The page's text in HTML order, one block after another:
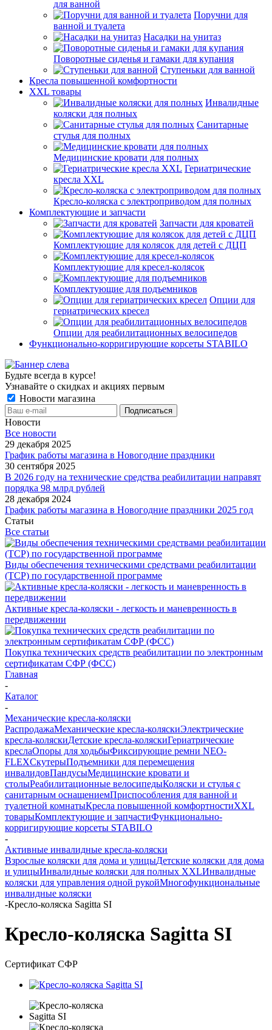
для ванной
Поручни для
ванной и туалета
Насадки на унитаз
Поворотные сиденья и гамаки для купания
Ступеньки для ванной
Кресла повышенной комфортности
XXL товары
Инвалидные
коляски для полных
Санитарные
стулья для полных
Медицинские кровати для полных
Гериатрические
кресла XXL
Кресло-коляска с электроприводом для полных
Комплектующие и запчасти
Запчасти для кроватей
Комплектующие для колясок для детей с ДЦП
Комплектующие для кресел-колясок
Комплектующие для подъемников
Опции для
гериатрических кресел
Опции для реабилитационных велосипедов
Функционально-корригирующие корсеты STABILO
Будьте всегда в курсе!
Узнавайте о скидках и акциях первым
Новости магазина
Новости
Все новости
29 декабря 2025
График работы магазина в Новогодние праздники
30 сентября 2025
В 2026 году на технические средства реабилитации направят
порядка 98 млрд рублей
28 декабря 2024
График работы магазина в Новогодние праздники 2025 год
Статьи
Все статьи
Виды обеспечения техническими средствами реабилитации
(ТСР) по государственной программе
Активные кресла-коляски - легкость и маневренность в
передвижении
Покупка технических средств реабилитации по электронным
сертификатам СФР (ФСС)
Главная
-
Каталог
-
Механические кресла-коляски
РаспродажаМеханические кресла-коляскиЭлектрические
кресла-коляскиДетские кресла-коляскиГериатрические
креслаОпоры для ходьбыФиксирующие ремни NEO-
FLEXСкутерыПодъемники для перемещения
инвалидовПандусыМедицинские кровати и
столыРеабилитационные велосипедыКоляски и стулья с
санитарным оснащениемПриспособления для ванной и
туалетной комнатыКресла повышенной комфортностиXXL
товарыКомплектующие и запчастиФункционально-
корригирующие корсеты STABILO
-
Активные инвалидные кресла-коляски
Взрослые коляски для дома и улицыДетские коляски для дома
и улицыИнвалидные коляски для полных XXLИнвалидные
коляски для управления одной рукойМногофункциональные
инвалидные коляски
-Кресло-коляска Sagitta SI
Кресло-коляска Sagitta SI
Сертификат СФР